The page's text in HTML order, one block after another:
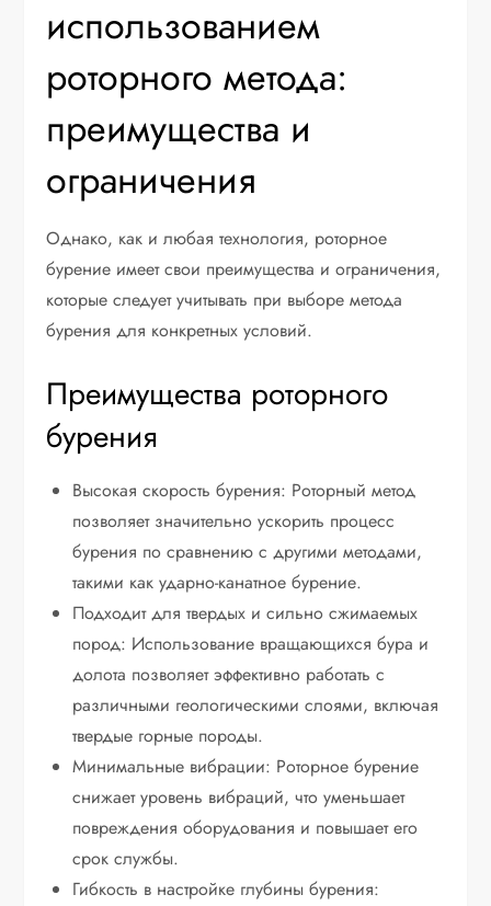
использованием
роторного метода:
преимущества и
ограничения
Однако, как и любая технология, роторное
бурение имеет свои преимущества и ограничения,
которые следует учитывать при выборе метода
бурения для конкретных условий.
Преимущества роторного
бурения
Высокая скорость бурения: Роторный метод
позволяет значительно ускорить процесс
бурения по сравнению с другими методами,
такими как ударно-канатное бурение.
Подходит для твердых и сильно сжимаемых
пород: Использование вращающихся бура и
долота позволяет эффективно работать с
различными геологическими слоями, включая
твердые горные породы.
Минимальные вибрации: Роторное бурение
снижает уровень вибраций, что уменьшает
повреждения оборудования и повышает его
срок службы.
Гибкость в настройке глубины бурения: